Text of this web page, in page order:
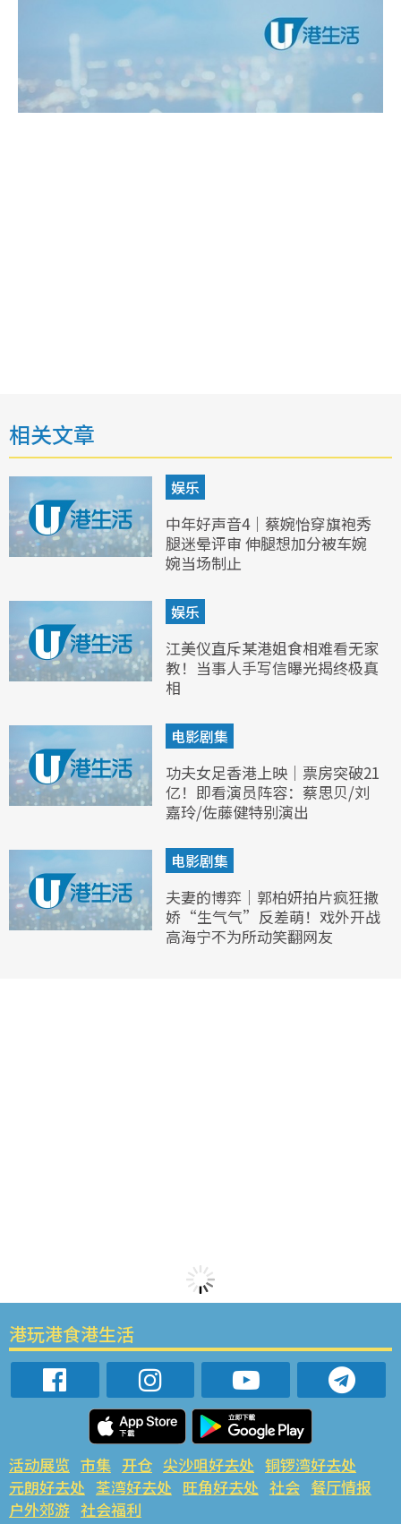
相关文章
娱乐
中年好声音4｜蔡婉怡穿旗袍秀
腿迷晕评审 伸腿想加分被车婉
婉当场制止
娱乐
江美仪直斥某港姐食相难看无家
教！当事人手写信曝光揭终极真
相
电影剧集
功夫女足香港上映｜票房突破21
亿！即看演员阵容：蔡思贝/刘
嘉玲/佐藤健特别演出
电影剧集
夫妻的博弈｜郭柏妍拍片疯狂撒
娇“生气气”反差萌！戏外开战
高海宁不为所动笑翻网友
港玩港食港生活
活动展览 市集 开仓 尖沙咀好去处 铜锣湾好去处
元朗好去处 荃湾好去处 旺角好去处 社会 餐厅情报
户外郊游 社会福利